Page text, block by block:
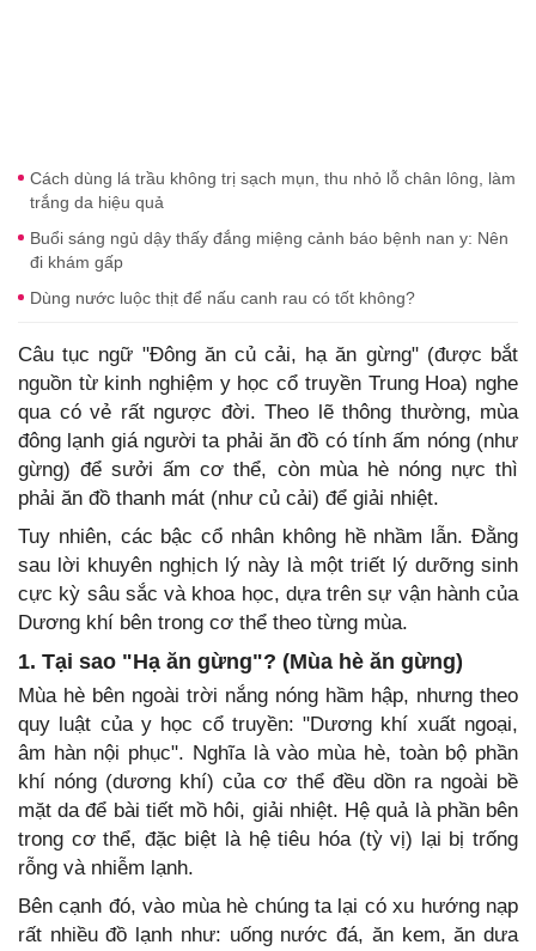
Cách dùng lá trầu không trị sạch mụn, thu nhỏ lỗ chân lông, làm
trắng da hiệu quả
Buổi sáng ngủ dậy thấy đắng miệng cảnh báo bệnh nan y: Nên
đi khám gấp
Dùng nước luộc thịt để nấu canh rau có tốt không?
Câu tục ngữ "Đông ăn củ cải, hạ ăn gừng" (được bắt
nguồn từ kinh nghiệm y học cổ truyền Trung Hoa) nghe
qua có vẻ rất ngược đời. Theo lẽ thông thường, mùa
đông lạnh giá người ta phải ăn đồ có tính ấm nóng (như
gừng) để sưởi ấm cơ thể, còn mùa hè nóng nực thì
phải ăn đồ thanh mát (như củ cải) để giải nhiệt.
Tuy nhiên, các bậc cổ nhân không hề nhầm lẫn. Đằng
sau lời khuyên nghịch lý này là một triết lý dưỡng sinh
cực kỳ sâu sắc và khoa học, dựa trên sự vận hành của
Dương khí bên trong cơ thể theo từng mùa.
1. Tại sao "Hạ ăn gừng"? (Mùa hè ăn gừng)
Mùa hè bên ngoài trời nắng nóng hầm hập, nhưng theo
quy luật của y học cổ truyền: "Dương khí xuất ngoại,
âm hàn nội phục". Nghĩa là vào mùa hè, toàn bộ phần
khí nóng (dương khí) của cơ thể đều dồn ra ngoài bề
mặt da để bài tiết mồ hôi, giải nhiệt. Hệ quả là phần bên
trong cơ thể, đặc biệt là hệ tiêu hóa (tỳ vị) lại bị trống
rỗng và nhiễm lạnh.
Bên cạnh đó, vào mùa hè chúng ta lại có xu hướng nạp
rất nhiều đồ lạnh như: uống nước đá, ăn kem, ăn dưa